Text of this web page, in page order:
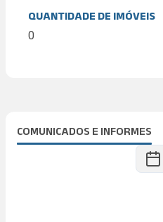
QUANTIDADE DE IMÓVEIS
0
COMUNICADOS E INFORMES